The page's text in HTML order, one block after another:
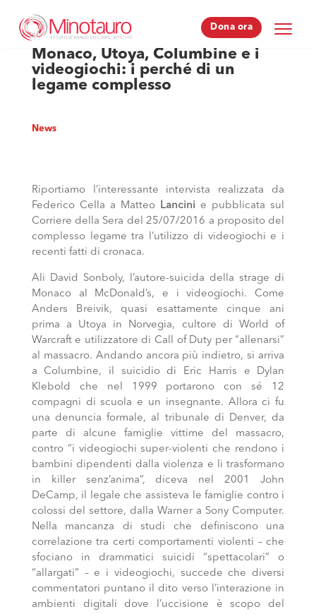
Dona ora
Dona ora
Monaco, Utoya, Columbine e i
videogiochi: i perché di un
legame complesso
News
Riportiamo l’interessante intervista realizzata da
Federico Cella a Matteo Lancini e pubblicata sul
Corriere della Sera del 25/07/2016 a proposito del
complesso legame tra l’utilizzo di videogiochi e i
recenti fatti di cronaca.
Ali David Sonboly, l’autore-suicida della strage di
Monaco al McDonald’s, e i videogiochi. Come
Anders Breivik, quasi esattamente cinque ani
prima a Utoya in Norvegia, cultore di World of
Warcraft e utilizzatore di Call of Duty per “allenarsi”
al massacro. Andando ancora più indietro, si arriva
a Columbine, il suicidio di Eric Harris e Dylan
Klebold che nel 1999 portarono con sé 12
compagni di scuola e un insegnante. Allora ci fu
una denuncia formale, al tribunale di Denver, da
parte di alcune famiglie vittime del massacro,
contro “i videogiochi super-violenti che rendono i
bambini dipendenti dalla violenza e li trasformano
in killer senz’anima”, diceva nel 2001 John
DeCamp, il legale che assisteva le famiglie contro i
colossi del settore, dalla Warner a Sony Computer.
Nella mancanza di studi che definiscono una
correlazione tra certi comportamenti violenti – che
sfociano in drammatici suicidi “spettacolari” o
“allargati” – e i videogiochi, succede che diversi
commentatori puntano il dito verso l’interazione in
ambienti digitali dove l’uccisione è scopo del